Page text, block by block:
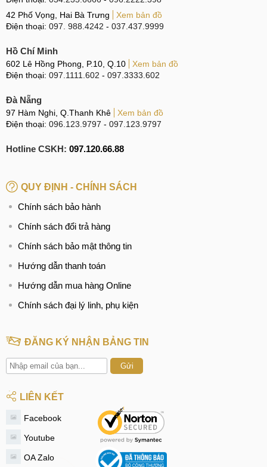
42 Phố Vọng, Hai Bà Trưng
Xem bản đồ
Điện thoại: 097. 988.4242 - 037.437.9999
Hồ Chí Minh
602 Lê Hồng Phong, P.10, Q.10
Xem bản đồ
Điện thoại: 097.1111.602 - 097.3333.602
Đà Nẵng
97 Hàm Nghi, Q.Thanh Khê
Xem bản đồ
Điện thoại: 096.123.9797 - 097.123.9797
Hotline CSKH: 097.120.66.88
QUY ĐỊNH - CHÍNH SÁCH
Chính sách bảo hành
Chính sách đổi trả hàng
Chính sách bảo mật thông tin
Hướng dẫn thanh toán
Hướng dẫn mua hàng Online
Chính sách đại lý linh, phụ kiện
ĐĂNG KÝ NHẬN BẢNG TIN
Gửi
LIÊN KẾT
Facebook
Youtube
OA Zalo